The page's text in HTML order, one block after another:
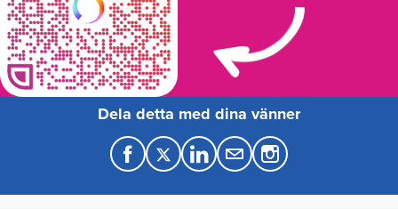
Dela detta med dina vänner
F
a
T
w
L
i
M
a